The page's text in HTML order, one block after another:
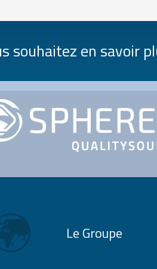
souhaitez en savoir
Le Groupe